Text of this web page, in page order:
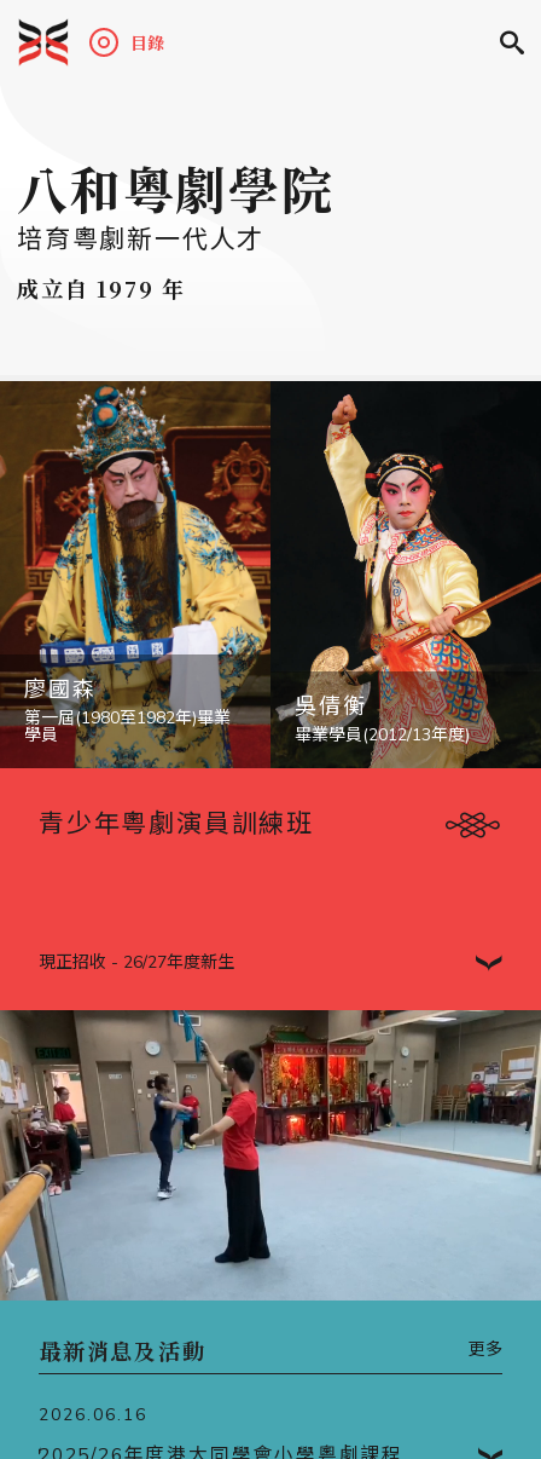
目錄
八和粵劇學院
培育粵劇新一代人才
成立自 1979 年
廖國森
第一屆(1980至1982年)畢業
學員
吳倩衡
畢業學員(2012/13年度)
青少年粵劇演員訓練班
現正招收 - 26/27年度新生
最新消息及活動 更多
2026.06.16